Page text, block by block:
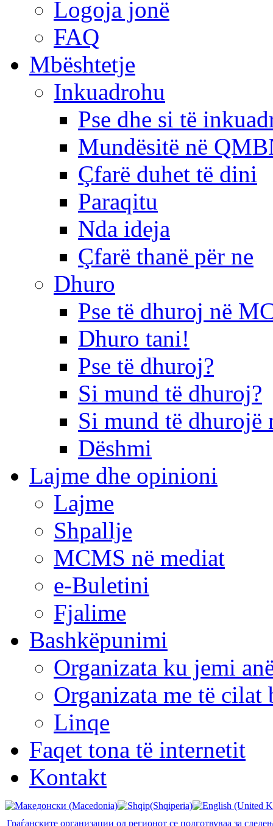
Logoja jonë
FAQ
Mbështetje
Inkuadrohu
Pse dhe si të
Mundësitë në
Çfarë duhet të dini
Paraqitu
Nda ideja
Çfarë thanë për ne
Dhuro
Pse të dhuroj në
Dhuro tani!
Pse të dhuroj?
Si mund të dhuroj?
Si mund të dhurojë
Dëshmi
Lajme dhe opinioni
Lajme
Shpallje
MCMS në mediat
e-Buletini
Fjalime
Bashkëpunimi
Organizata ku jemi
Organizata me të cilat
Linqe
Faqet tona të internetit
Kontakt
Граѓанските организации од регионот се подготвуваа за